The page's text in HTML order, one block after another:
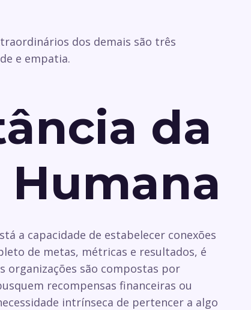
dos demais são três
e empatia.
da
Humana
a capacidade de estabelecer conexões
de metas, métricas e resultados, é
organizações são compostas por
recompensas financeiras ou
intrínseca de pertencer a algo